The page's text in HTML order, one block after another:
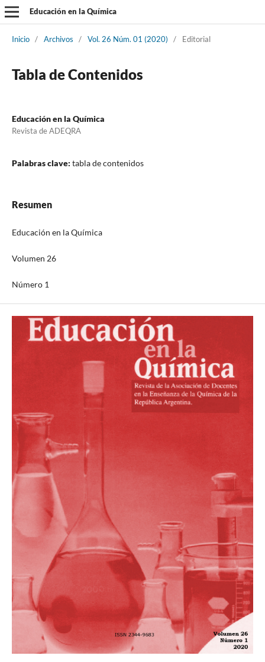
Educación en la Química
Inicio / Archivos / Vol. 26 Núm. 01 (2020) / Editorial
Tabla de Contenidos
Educación en la Química
Revista de ADEQRA
Palabras clave: tabla de contenidos
Resumen
Educación en la Química
Volumen 26
Número 1